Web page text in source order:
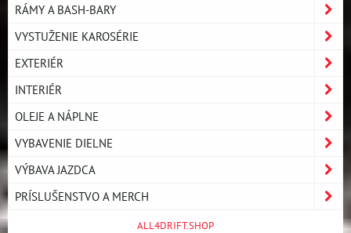
RÁMY A BASH-BARY
VYSTUŽENIE KAROSÉRIE
EXTERIÉR
INTERIÉR
OLEJE A NÁPLNE
VYBAVENIE DIELNE
VÝBAVA JAZDCA
PRÍSLUŠENSTVO A MERCH
ALL4DRIFT.SHOP